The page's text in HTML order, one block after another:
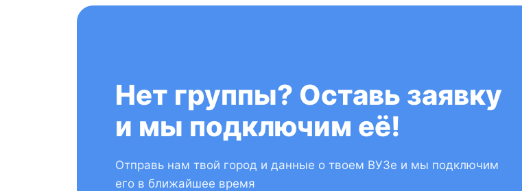
Нет группы? Оставь заявку
и мы подключим её!
Отправь нам твой город и данные о твоем ВУЗе и мы подключим
его в ближайшее время